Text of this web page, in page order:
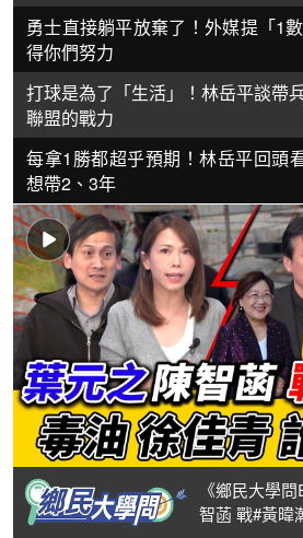
勇士直接躺平放棄了！外媒提「1
得你們努力
打球是為了「生活」！林岳平談帶
聯盟的戰力
每拿1勝都超乎預期！林岳平回頭
想帶2、3年
《鄉民大學
智菡 戰#黃暐